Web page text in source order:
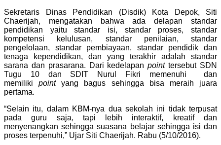
Sekretaris Dinas Pendidikan (Disdik) Kota Depok, Siti
Chaerijah, mengatakan bahwa ada delapan standar
pendidikan yaitu standar isi, standar proses, standar
kompetensi kelulusan, standar penilaian, standar
pengelolaan, standar pembiayaan, standar pendidik dan
tenaga kependidikan, dan yang terakhir adalah standar
sarana dan prasarana. Dari kedelapanpoint tersebut SDN
Tugu 10 dan SDIT Nurul Fikri memenuhi dan
memilikipoint
yang bagus sehingga bisa meraih juara
pertama.
“Selain itu, dalam KBM-nya dua sekolah ini tidak terpusat
pada guru saja, tapi lebih interaktif, kreatif dan
menyenangkan sehingga suasana belajar sehingga isi dan
proses terpenuhi,” Ujar Siti Chaerijah. Rabu (5/10/2016).